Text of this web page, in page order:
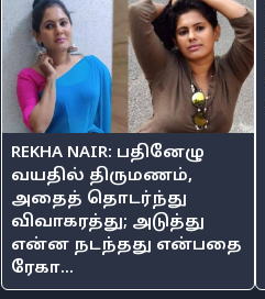
REKHA NAIR: பதினேழு
வயதில் திருமணம்,
அதைத் தொடர்ந்து
விவாகரத்து; அடுத்து
என்ன நடந்தது என்பதை
ரேகா...